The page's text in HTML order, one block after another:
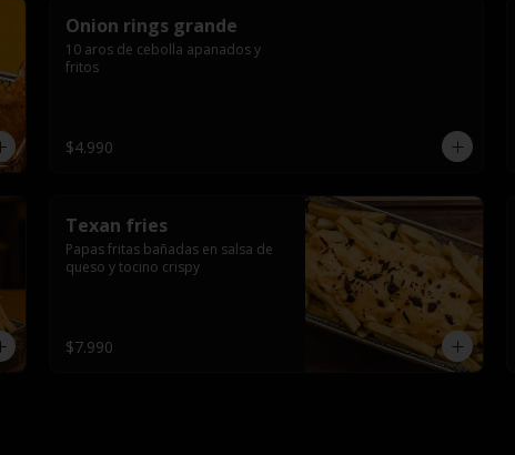
Onion rings grande
10 aros de cebolla apanados y
fritos
$4.990
Texan fries
Papas fritas bañadas en salsa de
queso y tocino crispy
$7.990